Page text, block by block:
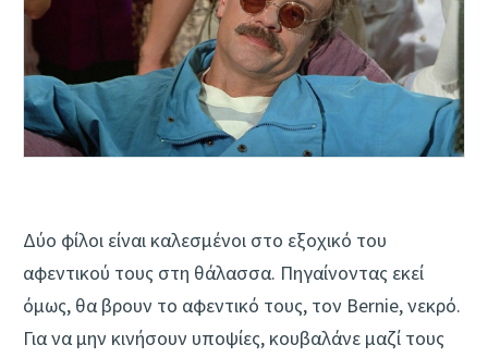
Δύο φίλοι είναι καλεσμένοι στο εξοχικό του
αφεντικού τους στη θάλασσα. Πηγαίνοντας εκεί
όμως, θα βρουν το αφεντικό τους, τον Bernie, νεκρό.
Για να μην κινήσουν υποψίες, κουβαλάνε μαζί τους